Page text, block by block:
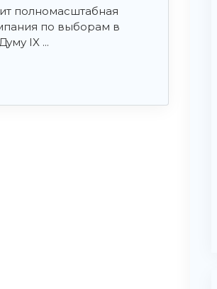
полномасштабная
по выборам в
IX ...